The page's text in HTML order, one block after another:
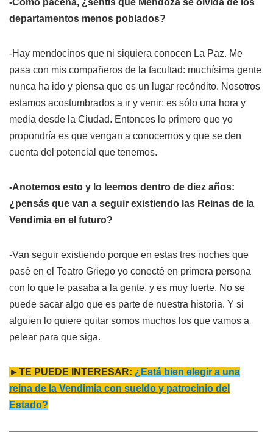
departamentos menos poblados?
-Hay mendocinos que ni siquiera conocen La Paz. Me
pasa con mis compañeros de la facultad: muchísima gente
nunca ha ido y piensa que es un lugar recóndito. Nosotros
estamos acostumbrados a ir y venir; es sólo una hora y
media desde la Ciudad. Entonces lo primero que yo
propondría es que vengan a conocernos y que se den
cuenta del potencial que tenemos.
-Anotemos esto y lo leemos dentro de diez años:
¿pensás que van a seguir existiendo las Reinas de la
Vendimia en el futuro?
-Van seguir existiendo porque en estas tres noches que
pasé en el Teatro Griego yo conecté en primera persona
con lo que le pasaba a la gente, y es muy fuerte. No se
puede sacar algo que es parte de nuestra historia. Y si
alguien lo quiere quitar somos muchos los que vamos a
pelear para que siga.
►TE PUEDE INTERESAR: ¿Está bien elegir a una
reina de la Vendimia con sueldo y patrocinio del
Estado?